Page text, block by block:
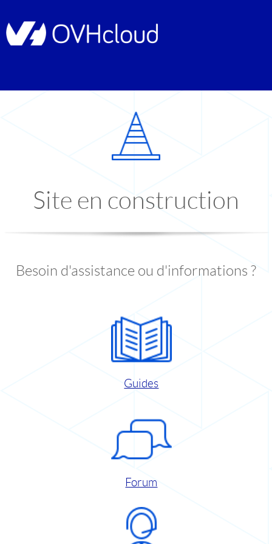
Site en construction
Besoin d'assistance ou d'informations ?
Guides
Forum